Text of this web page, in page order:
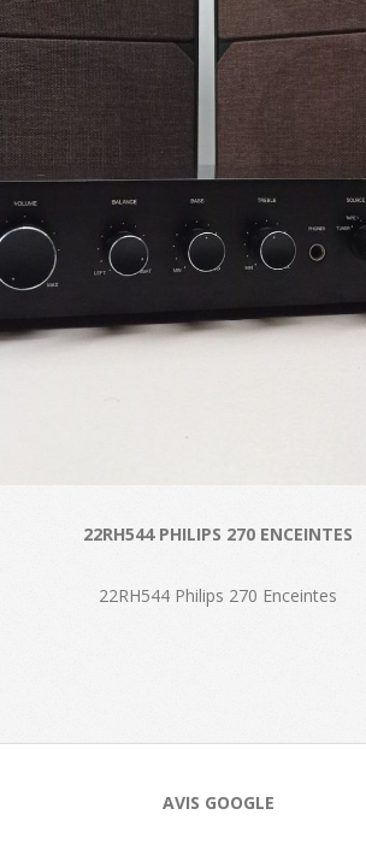
22RH544 PHILIPS 270 ENCEINTES
22RH544 Philips 270 Enceintes
AVIS GOOGLE